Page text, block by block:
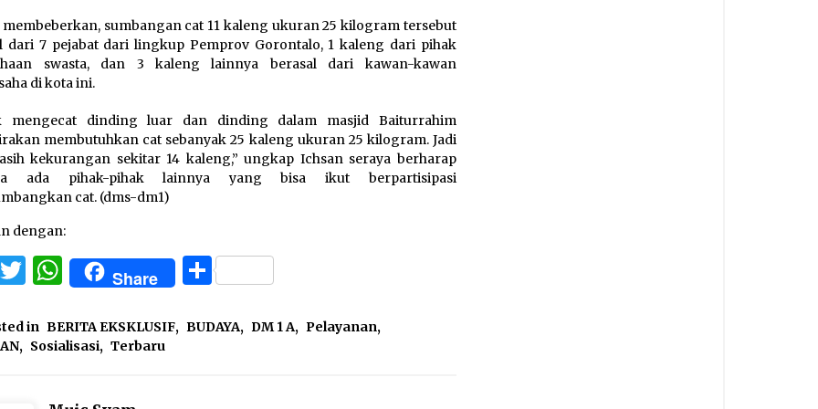
sumbangan cat 11 kaleng ukuran 25 kilogram tersebut
dari 7 pejabat dari lingkup Pemprov Gorontalo, 1 kaleng dari pihak
swasta, dan 3 kaleng lainnya berasal dari kawan-kawan
di kota ini.
mengecat dinding luar dan dinding dalam masjid Baiturrahim
membutuhkan cat sebanyak 25 kaleng ukuran 25 kilogram. Jadi
kekurangan sekitar 14 kaleng,” ungkap Ichsan seraya berharap
ada pihak-pihak lainnya yang bisa ikut berpartisipasi
cat. (dms-dm1)
dengan:
Twitter
WhatsApp
Share Share
in BERITA EKSKLUSIF, BUDAYA, DM 1 A, Pelayanan,
, Sosialisasi, Terbaru